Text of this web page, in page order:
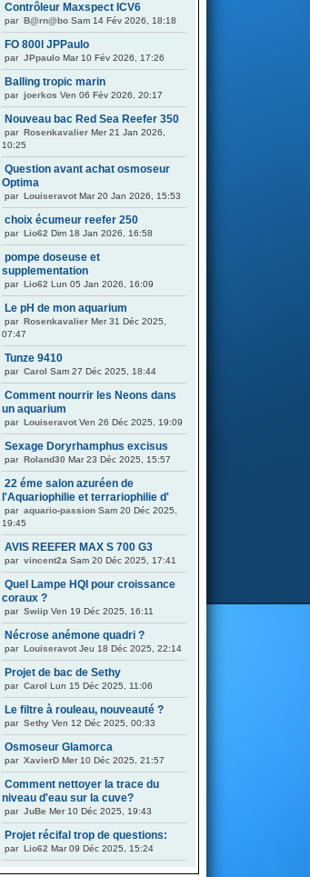
Contrôleur Maxspect ICV6
par B@rn@bo Sam 14 Fév 2026, 18:18
FO 800l JPPaulo
par JPpaulo Mar 10 Fév 2026, 17:26
Balling tropic marin
par joerkos Ven 06 Fév 2026, 20:17
Nouveau bac Red Sea Reefer 350
par Rosenkavalier Mer 21 Jan 2026,
10:25
Question avant achat osmoseur
Optima
par Louiseravot Mar 20 Jan 2026, 15:53
choix écumeur reefer 250
par Lio62 Dim 18 Jan 2026, 16:58
pompe doseuse et
supplementation
par Lio62 Lun 05 Jan 2026, 16:09
Le pH de mon aquarium
par Rosenkavalier Mer 31 Déc 2025,
07:47
Tunze 9410
par Carol Sam 27 Déc 2025, 18:44
Comment nourrir les Neons dans
un aquarium
par Louiseravot Ven 26 Déc 2025, 19:09
Sexage Doryrhamphus excisus
par Roland30 Mar 23 Déc 2025, 15:57
22 éme salon azuréen de
l'Aquariophilie et terrariophilie d'
par aquario-passion Sam 20 Déc 2025,
19:45
AVIS REEFER MAX S 700 G3
par vincent2a Sam 20 Déc 2025, 17:41
Quel Lampe HQI pour croissance
coraux ?
par Swiip Ven 19 Déc 2025, 16:11
Nécrose anémone quadri ?
par Louiseravot Jeu 18 Déc 2025, 22:14
Projet de bac de Sethy
par Carol Lun 15 Déc 2025, 11:06
Le filtre à rouleau, nouveauté ?
par Sethy Ven 12 Déc 2025, 00:33
Osmoseur Glamorca
par XavierD Mer 10 Déc 2025, 21:57
Comment nettoyer la trace du
niveau d'eau sur la cuve?
par JuBe Mer 10 Déc 2025, 19:43
Projet récifal trop de questions:
par Lio62 Mar 09 Déc 2025, 15:24